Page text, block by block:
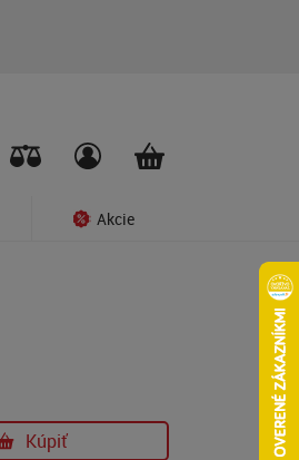
Akcie
Kúpiť